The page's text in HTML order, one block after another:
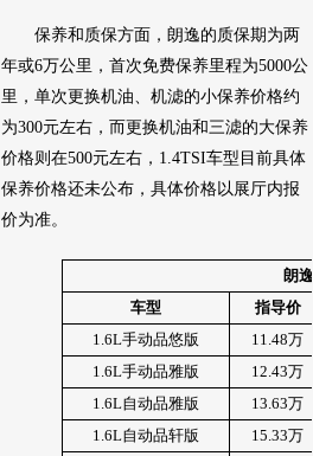
保养和质保方面， 朗逸的质保期为两
年或6万公里，首次免费保养里程为5000公
里，单次更换机油、机滤的小保养价格约
为300元左右，而更换机油和三滤的大保养
价格则在500元左右，1.4TSI车型目前具体
保养价格还未公布，具体价格以展厅内报
价为准。
朗逸
车型
指导价
1.6L手动品悠版 11.48万
1.6L手动品雅版 12.43万
1.6L自动品雅版 13.63万
1.6L自动品轩版 15.33万